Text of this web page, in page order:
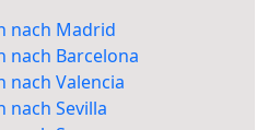
nach Madrid
nach Barcelona
nach Valencia
nach Sevilla